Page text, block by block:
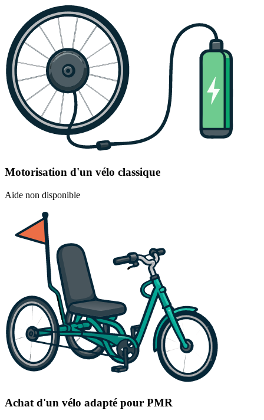
Motorisation d'un vélo classique
Aide non disponible
Achat d'un vélo adapté pour PMR